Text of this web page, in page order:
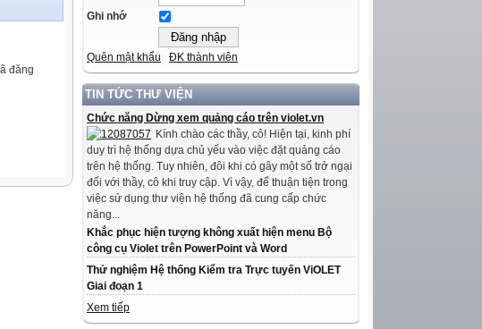
Ghi nhớ
Quên mật khẩu ĐK thành viên
TIN TỨC THƯ VIỆN
Chức năng Dừng xem quảng cáo trên violet.vn
Kính chào các thầy, cô! Hiện tại, kinh phí
duy trì hệ thống dựa chủ yếu vào việc đặt quảng cáo
trên hệ thống. Tuy nhiên, đôi khi có gây một số trở ngại
đối với thầy, cô khi truy cập. Vì vậy, để thuận tiện trong
việc sử dụng thư viện hệ thống đã cung cấp chức
năng...
Khắc phục hiện tượng không xuất hiện menu Bộ
công cụ Violet trên PowerPoint và Word
Thử nghiệm Hệ thống Kiểm tra Trực tuyến ViOLET
Giai đoạn 1
Xem tiếp
đăng